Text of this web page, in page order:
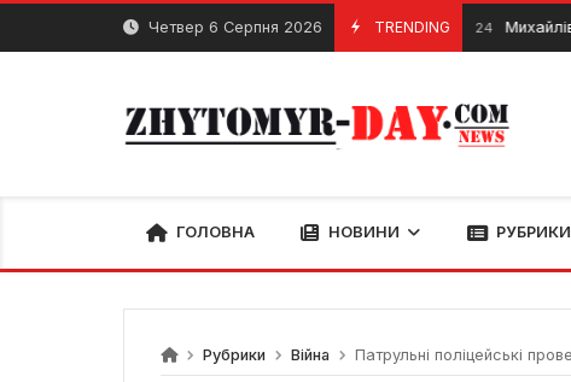
Skip
content
Четвер 6 Серпня 2026 TRENDING
23 Травня, 2024 Михайлівська
ГОЛОВНА НОВИНИ РУБРИКИ
Рубрики Війна Патрульні поліцейські